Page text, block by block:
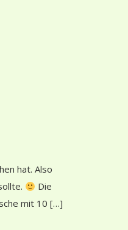
hat. Also
Die
mit 10 […]